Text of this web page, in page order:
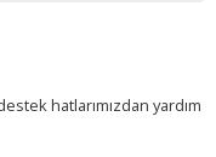
hatlarımızdan yardım